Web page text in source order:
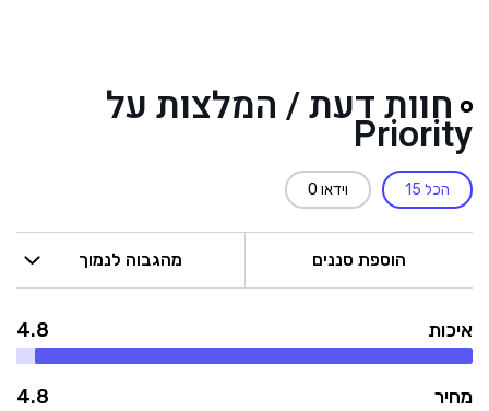
חוות דעת / המלצות על
Priority
הכל 15 וידאו 0
הוספת סננים מהגבוה לנמוך
איכות 4.8
מחיר 4.8